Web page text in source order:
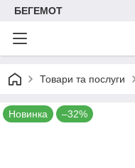
БЕГЕМОТ
Товари та послуги
Новинка –32%